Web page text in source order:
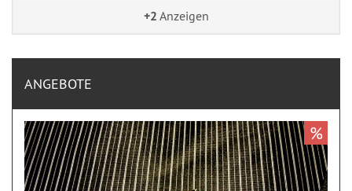
+2 Anzeigen
ANGEBOTE
%